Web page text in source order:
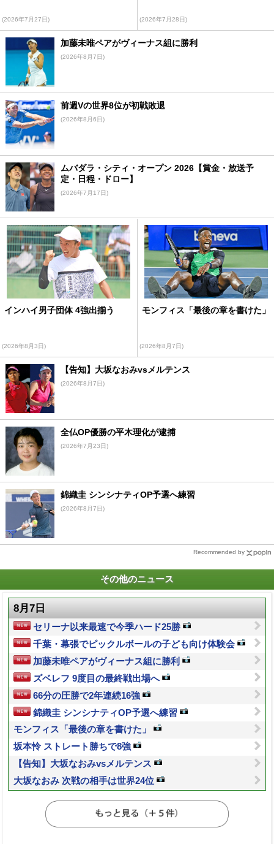
(2026年7月27日) (2026年7月28日)
加藤未唯ペアがヴィーナス組に勝利
(2026年8月7日)
前週Vの世界8位が初戦敗退
(2026年8月6日)
ムバダラ・シティ・オープン 2026【賞金・放送予
定・日程・ドロー】
(2026年7月17日)
インハイ男子団体 4強出揃う
(2026年8月3日)
モンフィス「最後の章を書けた」
(2026年8月7日)
【告知】大坂なおみvsメルテンス
(2026年8月7日)
全仏OP優勝の平木理化が逮捕
(2026年7月23日)
錦織圭 シンシナティOP予選へ練習
(2026年8月7日)
Recommended by
その他のニュース
8月7日
セリーナ以来最速で今季ハード25勝
千葉・幕張でピックルボールの子ども向け体験会
加藤未唯ペアがヴィーナス組に勝利
ズベレフ 9度目の最終戦出場へ
66分の圧勝で2年連続16強
錦織圭 シンシナティOP予選へ練習
モンフィス「最後の章を書けた」
坂本怜 ストレート勝ちで8強
【告知】大坂なおみvsメルテンス
大坂なおみ 次戦の相手は世界24位